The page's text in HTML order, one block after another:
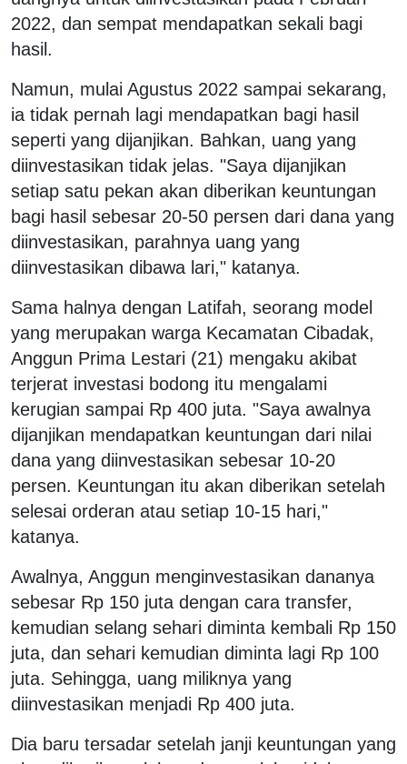
2022, dan sempat mendapatkan sekali bagi
hasil.
Namun, mulai Agustus 2022 sampai sekarang,
ia tidak pernah lagi mendapatkan bagi hasil
seperti yang dijanjikan. Bahkan, uang yang
diinvestasikan tidak jelas. "Saya dijanjikan
setiap satu pekan akan diberikan keuntungan
bagi hasil sebesar 20-50 persen dari dana yang
diinvestasikan, parahnya uang yang
diinvestasikan dibawa lari," katanya.
Sama halnya dengan Latifah, seorang model
yang merupakan warga Kecamatan Cibadak,
Anggun Prima Lestari (21) mengaku akibat
terjerat investasi bodong itu mengalami
kerugian sampai Rp 400 juta. "Saya awalnya
dijanjikan mendapatkan keuntungan dari nilai
dana yang diinvestasikan sebesar 10-20
persen. Keuntungan itu akan diberikan setelah
selesai orderan atau setiap 10-15 hari,"
katanya.
Awalnya, Anggun menginvestasikan dananya
sebesar Rp 150 juta dengan cara transfer,
kemudian selang sehari diminta kembali Rp 150
juta, dan sehari kemudian diminta lagi Rp 100
juta. Sehingga, uang miliknya yang
diinvestasikan menjadi Rp 400 juta.
Dia baru tersadar setelah janji keuntungan yang